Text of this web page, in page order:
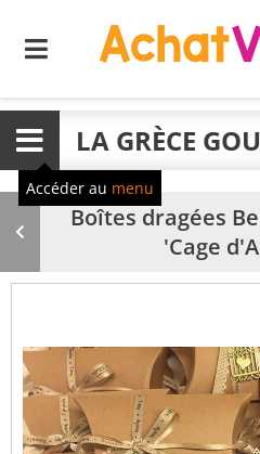
Menu
Menu LA GRÈCE
Accéder au menu
Produit
Boîtes dragées
'Cage